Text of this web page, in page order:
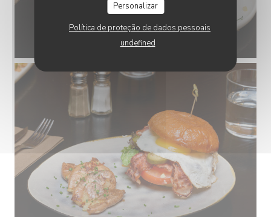
Personalizar
Política de proteção de dados pessoais
undefined